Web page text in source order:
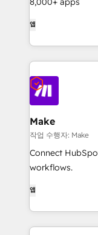
앱
Make
작업 수행자: Make
Connect
workflows.
앱